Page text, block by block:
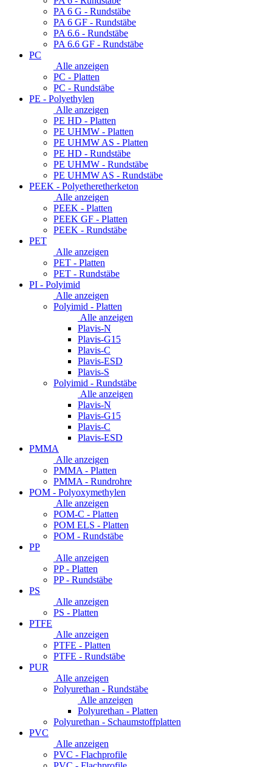
PA 6 G - Rundstäbe
PA 6 GF - Rundstäbe
PA 6.6 - Rundstäbe
PA 6.6 GF - Rundstäbe
PC
Alle anzeigen
PC - Platten
PC - Rundstäbe
PE - Polyethylen
Alle anzeigen
PE HD - Platten
PE UHMW - Platten
PE UHMW AS - Platten
PE HD - Rundstäbe
PE UHMW - Rundstäbe
PE UHMW AS - Rundstäbe
PEEK - Polyetheretherketon
Alle anzeigen
PEEK - Platten
PEEK GF - Platten
PEEK - Rundstäbe
PET
Alle anzeigen
PET - Platten
PET - Rundstäbe
PI - Polyimid
Alle anzeigen
Polyimid - Platten
Alle anzeigen
Plavis-N
Plavis-G15
Plavis-C
Plavis-ESD
Plavis-S
Polyimid - Rundstäbe
Alle anzeigen
Plavis-N
Plavis-G15
Plavis-C
Plavis-ESD
PMMA
Alle anzeigen
PMMA - Platten
PMMA - Rundrohre
POM - Polyoxymethylen
Alle anzeigen
POM-C - Platten
POM ELS - Platten
POM - Rundstäbe
PP
Alle anzeigen
PP - Platten
PP - Rundstäbe
PS
Alle anzeigen
PS - Platten
PTFE
Alle anzeigen
PTFE - Platten
PTFE - Rundstäbe
PUR
Alle anzeigen
Polyurethan - Rundstäbe
Alle anzeigen
Polyurethan - Platten
Polyurethan - Schaumstoffplatten
PVC
Alle anzeigen
PVC - Flachprofile